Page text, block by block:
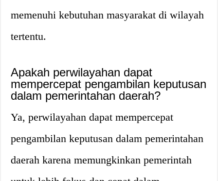
memenuhi kebutuhan masyarakat di wilayah
tertentu.
Apakah perwilayahan dapat
mempercepat pengambilan keputusan
dalam pemerintahan daerah?
Ya, perwilayahan dapat mempercepat
pengambilan keputusan dalam pemerintahan
daerah karena memungkinkan pemerintah